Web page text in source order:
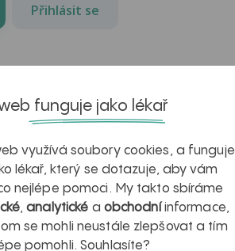
Přihlásit se
Zbytnění nadočnicového
funguje jako lékař
využívá soubory cookies, a funguje
lékař, který se dotazuje, aby vám
nejlépe pomoci. My takto sbíráme
,analytické a obchodníinformace,
se mohli neustále zlepšovat a tím
pomohli. Souhlasíte?